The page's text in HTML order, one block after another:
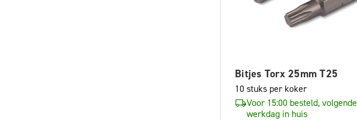
Bitjes Torx 25mm T25
10 stuks per koker
Voor 15:00 besteld, volgende
werkdag in huis